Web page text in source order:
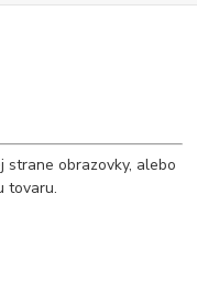
strane obrazovky, alebo
tovaru.